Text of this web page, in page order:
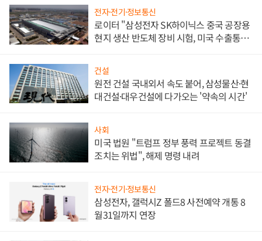
전자·전기·정보통신
로이터 "삼성전자 SK하이닉스 중국 공장용
현지 생산 반도체 장비 시험, 미국 수출통제
건설
원전 건설 국내외서 속도 붙어, 삼성물산·현
대건설·대우건설에 다가오는 '약속의 시간'
사회
미국 법원 "트럼프 정부 풍력 프로젝트 동결
조치는 위법", 해제 명령 내려
전자·전기·정보통신
삼성전자, 갤럭시Z 폴드8 사전예약 개통 8
월31일까지 연장